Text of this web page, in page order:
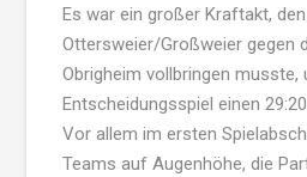
Es war ein großer Kraftakt, den
Ottersweier/Großweier gegen
Obrigheim vollbringen
Entscheidungsspiel einen
Vor allem im ersten
Teams auf Augenhöhe, die